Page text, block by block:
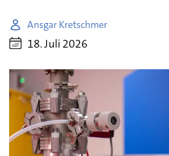
Ansgar Kretschmer
18. Juli 2026